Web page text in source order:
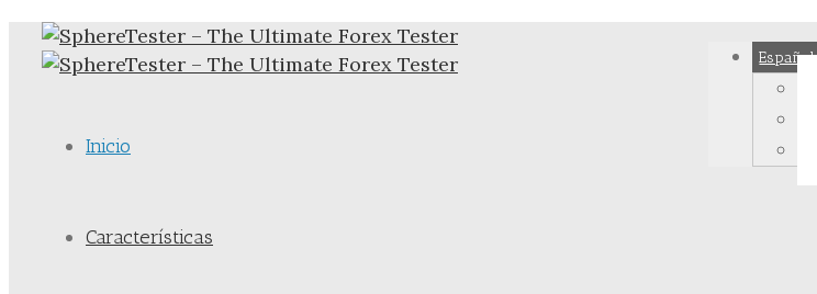
Español
Inicio
Características